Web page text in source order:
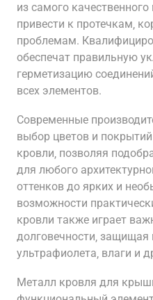
из самого
привести к протечкам‚
проблемам.
обеспечат правильную
герметизацию
всех элементов.
Современные
выбор цветов и
кровли‚ позволяя
для любого
оттенков до ярких и
возможности
кровли также играет
долговечности‚
ультрафиолета‚ влаги и
Металл кровля для